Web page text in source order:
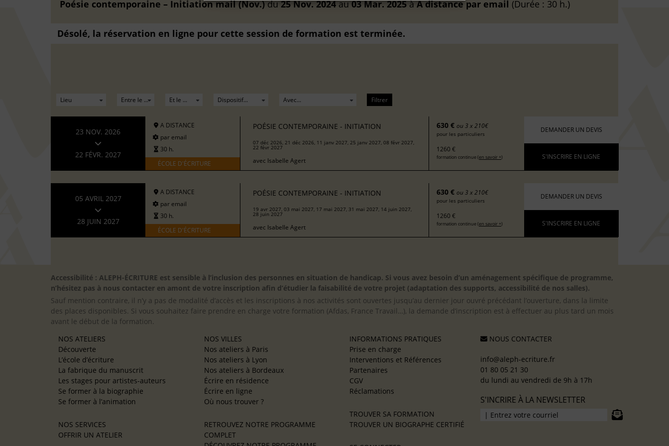
Poésie contemporaine – Initiation mail (Nov.)du25 Nov. 2024au03 Mar. 2025àA distance par email (Durée : 30 h.)
Désolé, la réservation en ligne pour cette session de formation est terminée.
Filtrer
23 NOV. 2026
22 FÉVR. 2027
A DISTANCE
par email
30 h.
ÉCOLE D'ÉCRITURE
POÉSIE CONTEMPORAINE - INITIATION
07 déc 2026, 21 déc 2026, 11 janv 2027, 25 janv 2027, 08 févr 2027,
22 févr 2027
avec Isabelle Agert
630 € ou 3 x 210€
pour les particuliers
1260 €
formation continue (en savoir +)
DEMANDER UN DEVIS
S'INSCRIRE EN LIGNE
05 AVRIL 2027
28 JUIN 2027
A DISTANCE
par email
30 h.
ÉCOLE D'ÉCRITURE
POÉSIE CONTEMPORAINE - INITIATION
19 avr 2027, 03 mai 2027, 17 mai 2027, 31 mai 2027, 14 juin 2027,
28 juin 2027
avec Isabelle Agert
630 € ou 3 x 210€
pour les particuliers
1260 €
formation continue (en savoir +)
DEMANDER UN DEVIS
S'INSCRIRE EN LIGNE
Accessibilité : ALEPH-ÉCRITURE est sensible à l’inclusion des personnes en situation de handicap. Si vous avez besoin d’un aménagement spécifique de programme,
n’hésitez pas à nous contacter en amont de votre inscription afin d’étudier la faisabilité de votre projet (adaptation des supports, accessibilité de nos salles).
Sauf mention contraire, il n’y a pas de modalité d’accès et les inscriptions à nos activités sont ouvertes jusqu’au dernier jour ouvré précédant l’ouverture, dans la limite
des places disponibles. Si vous souhaitez faire prendre en charge votre formation (Afdas, France Travail…), la demande d’inscription est à effectuer au plus tard un mois
avant le début de la formation.
NOS ATELIERS
Découverte
L’école d’écriture
La fabrique du manuscrit
Les stages pour artistes-auteurs
Se former à la biographie
Se former à l’animation
NOS SERVICES
OFFRIR UN ATELIER
NOS VILLES
Nos ateliers à Paris
Nos ateliers à Lyon
Nos ateliers à Bordeaux
Écrire en résidence
Écrire en ligne
Où nous trouver ?
RETROUVEZ NOTRE PROGRAMME
COMPLET
INFORMATIONS PRATIQUES
Prise en charge
Interventions et Références
Partenaires
CGV
Réclamations
TROUVER SA FORMATION
TROUVER UN BIOGRAPHE CERTIFIÉ
NOUS CONTACTER
info@aleph-ecriture.fr
01 80 05 21 30
du lundi au vendredi de 9h à 17h
S'INCRIRE À LA NEWSLETTER